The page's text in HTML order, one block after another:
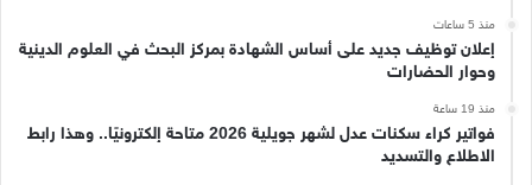
منذ 5 ساعات
إعلان توظيف جديد على أساس الشهادة بمركز البحث في العلوم الدينية
وحوار الحضارات
منذ 19 ساعة
فواتير كراء سكنات عدل لشهر جويلية 2026 متاحة إلكترونيًا.. وهذا رابط
الاطلاع والتسديد